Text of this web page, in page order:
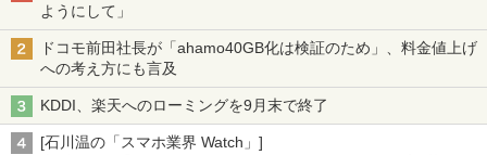
ようにして」
ドコモ前田社長が「ahamo40GB化は検証のため」、料金値上げ
への考え方にも言及
KDDI、楽天へのローミングを9月末で終了
[石川温の「スマホ業界 Watch」]